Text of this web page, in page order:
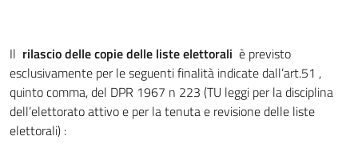
Il rilascio delle copie delle liste elettorali è previsto
esclusivamente per le seguenti finalità indicate dall’art.51 ,
quinto comma, del DPR 1967 n 223 (TU leggi per la disciplina
dell’elettorato attivo e per la tenuta e revisione delle liste
elettorali) :